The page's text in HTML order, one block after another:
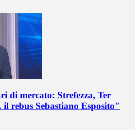
di mercato: Strefezza, Ter
il rebus Sebastiano Esposito"